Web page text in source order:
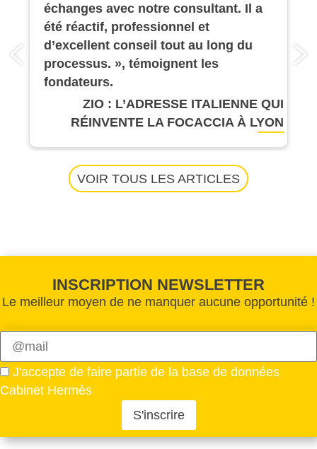
échanges avec notre consultant. Il a
été réactif, professionnel et
d’excellent conseil tout au long du
processus. », témoignent les
fondateurs.
ZIO : L’ADRESSE ITALIENNE QUI
RÉINVENTE LA FOCACCIA À LYON
VOIR TOUS LES ARTICLES
INSCRIPTION NEWSLETTER
Le meilleur moyen de ne manquer aucune opportunité !
Veuillez
laisser
ce
champ
J'accepte de faire partie de la base de données
Cabinet Hermès
ce